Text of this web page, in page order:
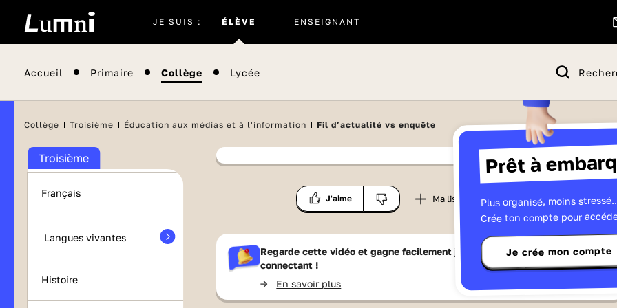
JE SUIS : ÉLÈVE
actuel
ENSEIGNANT
Accueil Primaire Collège Lycée
Prêt à
Plus organisé, moins
Crée ton compte pour
Je crée mon compte
Collège Troisième Éducation aux médias et à l'information Fil d’actualité vs enquête
Troisième
Brevet 2026
Maths
Français
Langues vivantes
Histoire
Contenu proposé par
France Télévisions
J'aime Ma liste Partager
Regarde cette vidéo et gagne facilement jusqu'à 15 Lumnizen te
connectant !
-> En savoir plus